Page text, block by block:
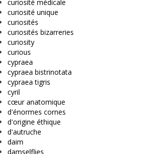
curiosité médicale
curiosité unique
curiosités
curiosités bizarreries
curiosity
curious
cypraea
cypraea bistrinotata
cypraea tigris
cyril
cœur anatomique
d'énormes cornes
d'origine éthique
d'autruche
daim
damselflies